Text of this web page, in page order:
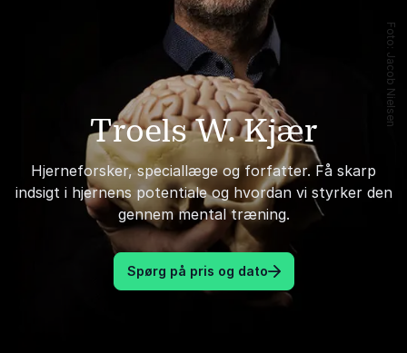
Troels W. Kjær
Hjerneforsker, speciallæge og forfatter. Få skarp
indsigt i hjernens potentiale og hvordan vi styrker den
gennem mental træning.
Spørg på pris og dato
Foto: Jacob Nielsen